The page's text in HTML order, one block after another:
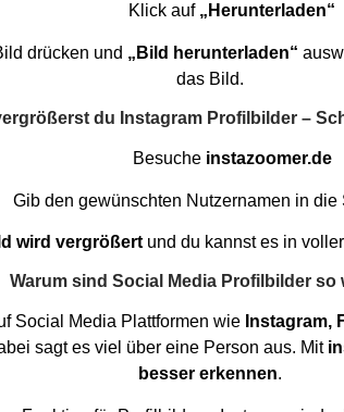
Klick auf „Herunterladen“
drücken und „Bild herunterladen“
das Bild.
du Instagram Profilbilder –
Besuche instazoomer.de
Gib den gewünschten Nutzernamen in die
wird vergrößert und du kannst es in
Warum sind Social Media Profilbilder so
Social Media Plattformen wie Instagram,
sagt es viel über eine Person aus. Mit
besser erkennen.